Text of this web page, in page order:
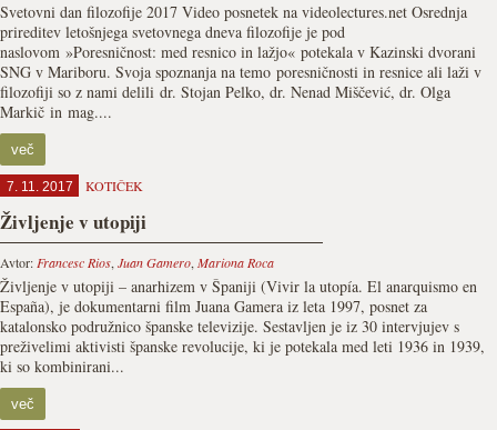
Svetovni dan filozofije 2017 Video posnetek na videolectures.net Osrednja
prireditev letošnjega svetovnega dneva filozofije je pod
naslovom »Poresničnost: med resnico in lažjo« potekala v Kazinski dvorani
SNG v Mariboru. Svoja spoznanja na temo poresničnosti in resnice ali laži v
filozofiji so z nami delili dr. Stojan Pelko, dr. Nenad Miščević, dr. Olga
Markič in mag....
več
7. 11. 2017 KOTIČEK
Življenje v utopiji
Avtor: Francesc Rios, Juan Gamero, Mariona Roca
Življenje v utopiji – anarhizem v Španiji (Vivir la utopía. El anarquismo en
España), je dokumentarni film Juana Gamera iz leta 1997, posnet za
katalonsko podružnico španske televizije. Sestavljen je iz 30 intervjujev s
preživelimi aktivisti španske revolucije, ki je potekala med leti 1936 in 1939,
ki so kombinirani...
več